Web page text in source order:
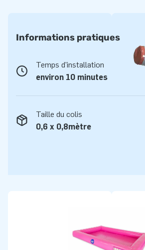
Informations pratiques
Temps d'installation
environ 10 minutes
Taille du colis
0,6 x 0,8mètre